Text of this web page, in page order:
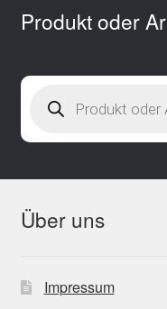
Produkt oder
search
Über uns
Impressum